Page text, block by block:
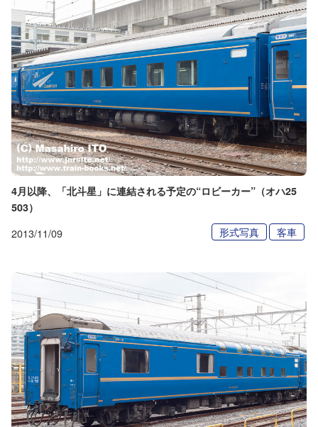
4月以降、「北斗星」に連結される予定の“ロビーカー”（オハ25
503）
2013/11/09 形式写真 客車